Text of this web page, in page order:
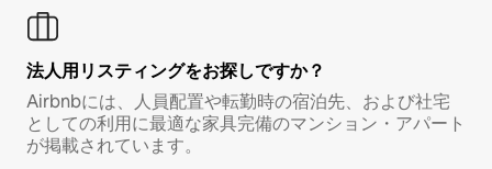
法人用リスティングをお探しですか？
Airbnbには、人員配置や転勤時の宿泊先、および社宅
としての利用に最適な家具完備のマンション・アパート
が掲載されています。